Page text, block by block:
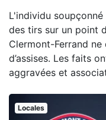
L'individu
des tirs sur un point
Clermont-Ferrand
d’assises. Les faits
aggravées et
Locales